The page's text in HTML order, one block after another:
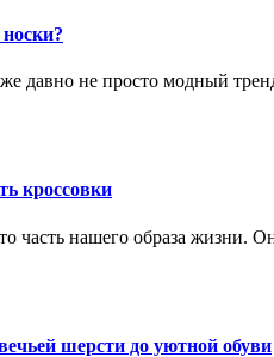
давно не просто модный
кроссовки
часть нашего образа жизни.
шерсти до уютной обуви